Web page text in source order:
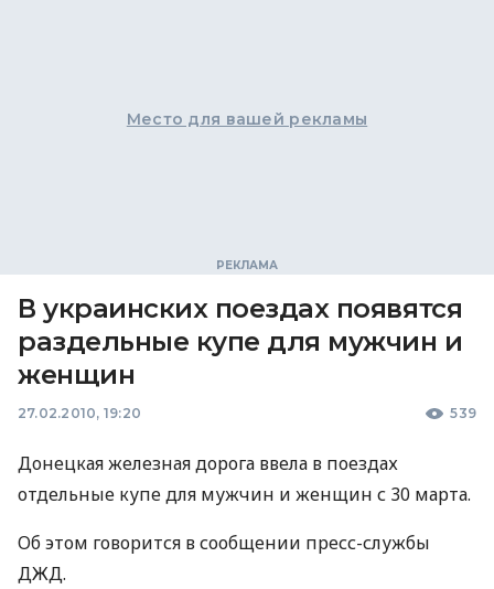
Место для вашей рекламы
В украинских поездах появятся
раздельные купе для мужчин и
женщин
27.02.2010, 19:20 539
Донецкая железная дорога ввела в поездах
отдельные купе для мужчин и женщин с 30 марта.
Об этом говорится в сообщении пресс-службы
ДЖД.